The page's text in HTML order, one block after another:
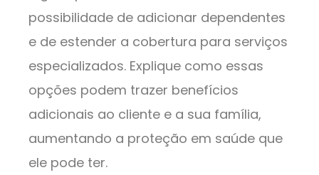
possibilidade de adicionar dependentes
e de estender a cobertura para serviços
especializados. Explique como essas
opções podem trazer benefícios
adicionais ao cliente e a sua família,
aumentando a proteção em saúde que
ele pode ter.